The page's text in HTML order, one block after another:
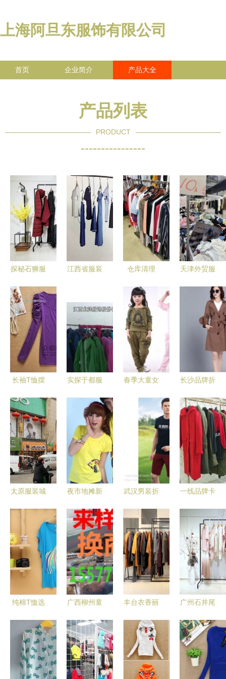
上海阿旦东服饰有限公司
首页 企业简介 产品大全
产品列表
PRODUCT
----------------
探秘石狮服
优洛可、路
莎、紫涵女
装与老年人
用品批发全
攻略
江西省服装
采购的枢
纽，欢迎垂
询
仓库清理
装尾货批发
清仓特惠
天津外贸服
记 10元一
件，100元
塞满一兜子
长袖T恤摆
南 沙河打
衣衫批发最
省钱攻略
实探于都服
店 一大批
国内品牌强
势进驻，服
装服饰批发
迎来新商机
春季大童女
儿童服装批
发 纯棉烫
钻中大童套
装全攻略
长沙品牌折
何高效挂靠
服装批发市
太原服装城
道这些年底
购物不吃
亏！
夜市地摊新
情侣装批发
攻略，低成
本高利润创
业首选
武汉男装折
探秘 添多
利与库存品
牌服装货源
的五大优势
一线品牌卡
扣女装走份
批发一手货
源，重庆服
装服饰批发
新选择
纯棉T恤选
攻略
广西柳州童
小批量定制
的针织制衣
源头优势
丰台衣香丽
女装批发的
时尚与实用
兼具之选
广州石井尾
市场 尾货
源头与星洲
特旺扫描